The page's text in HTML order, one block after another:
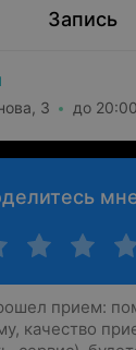
Запись
3 до 20:00